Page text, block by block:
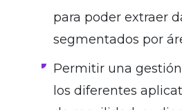
para poder extraer
segmentados por
Permitir una
los diferentes